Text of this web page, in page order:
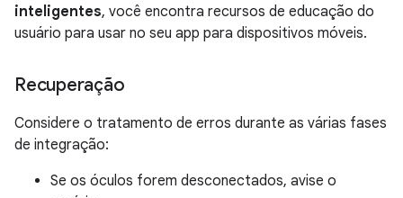
inteligentes, você encontra recursos de educação do
usuário para usar no seu app para dispositivos móveis.
Recuperação
Considere o tratamento de erros durante as várias fases
de integração:
Se os óculos forem desconectados, avise o